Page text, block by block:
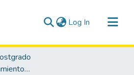
Log In (current)
Maestría en Entrenamiento Deportivo